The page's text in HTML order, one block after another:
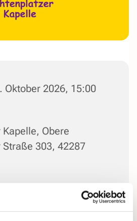
Oktober 2026, 15:00
Obere
303, 42287